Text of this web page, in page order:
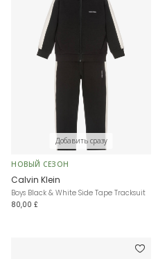
Добавить сразу
НОВЫЙ СЕЗОН
Calvin Klein
Boys Black & White Side Tape Tracksuit
80,00 £